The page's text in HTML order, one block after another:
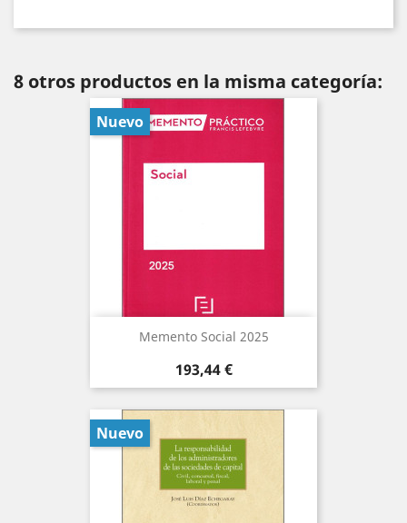
8 otros productos en la misma categoría:
Memento Social 2025
Precio
193,44 €
Nuevo
Nuevo